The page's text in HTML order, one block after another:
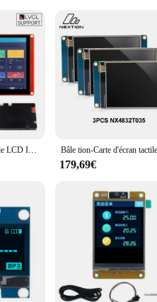
CrowPanel-Écran Tactile LCD Intelligent, 7.0 Pouces, 800x480 RVB éventuelles I TFT, ESP32, pour Ardu37Microchirurgie tionné
179,69€